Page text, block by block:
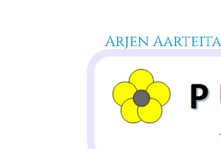
Arjen Aarteita